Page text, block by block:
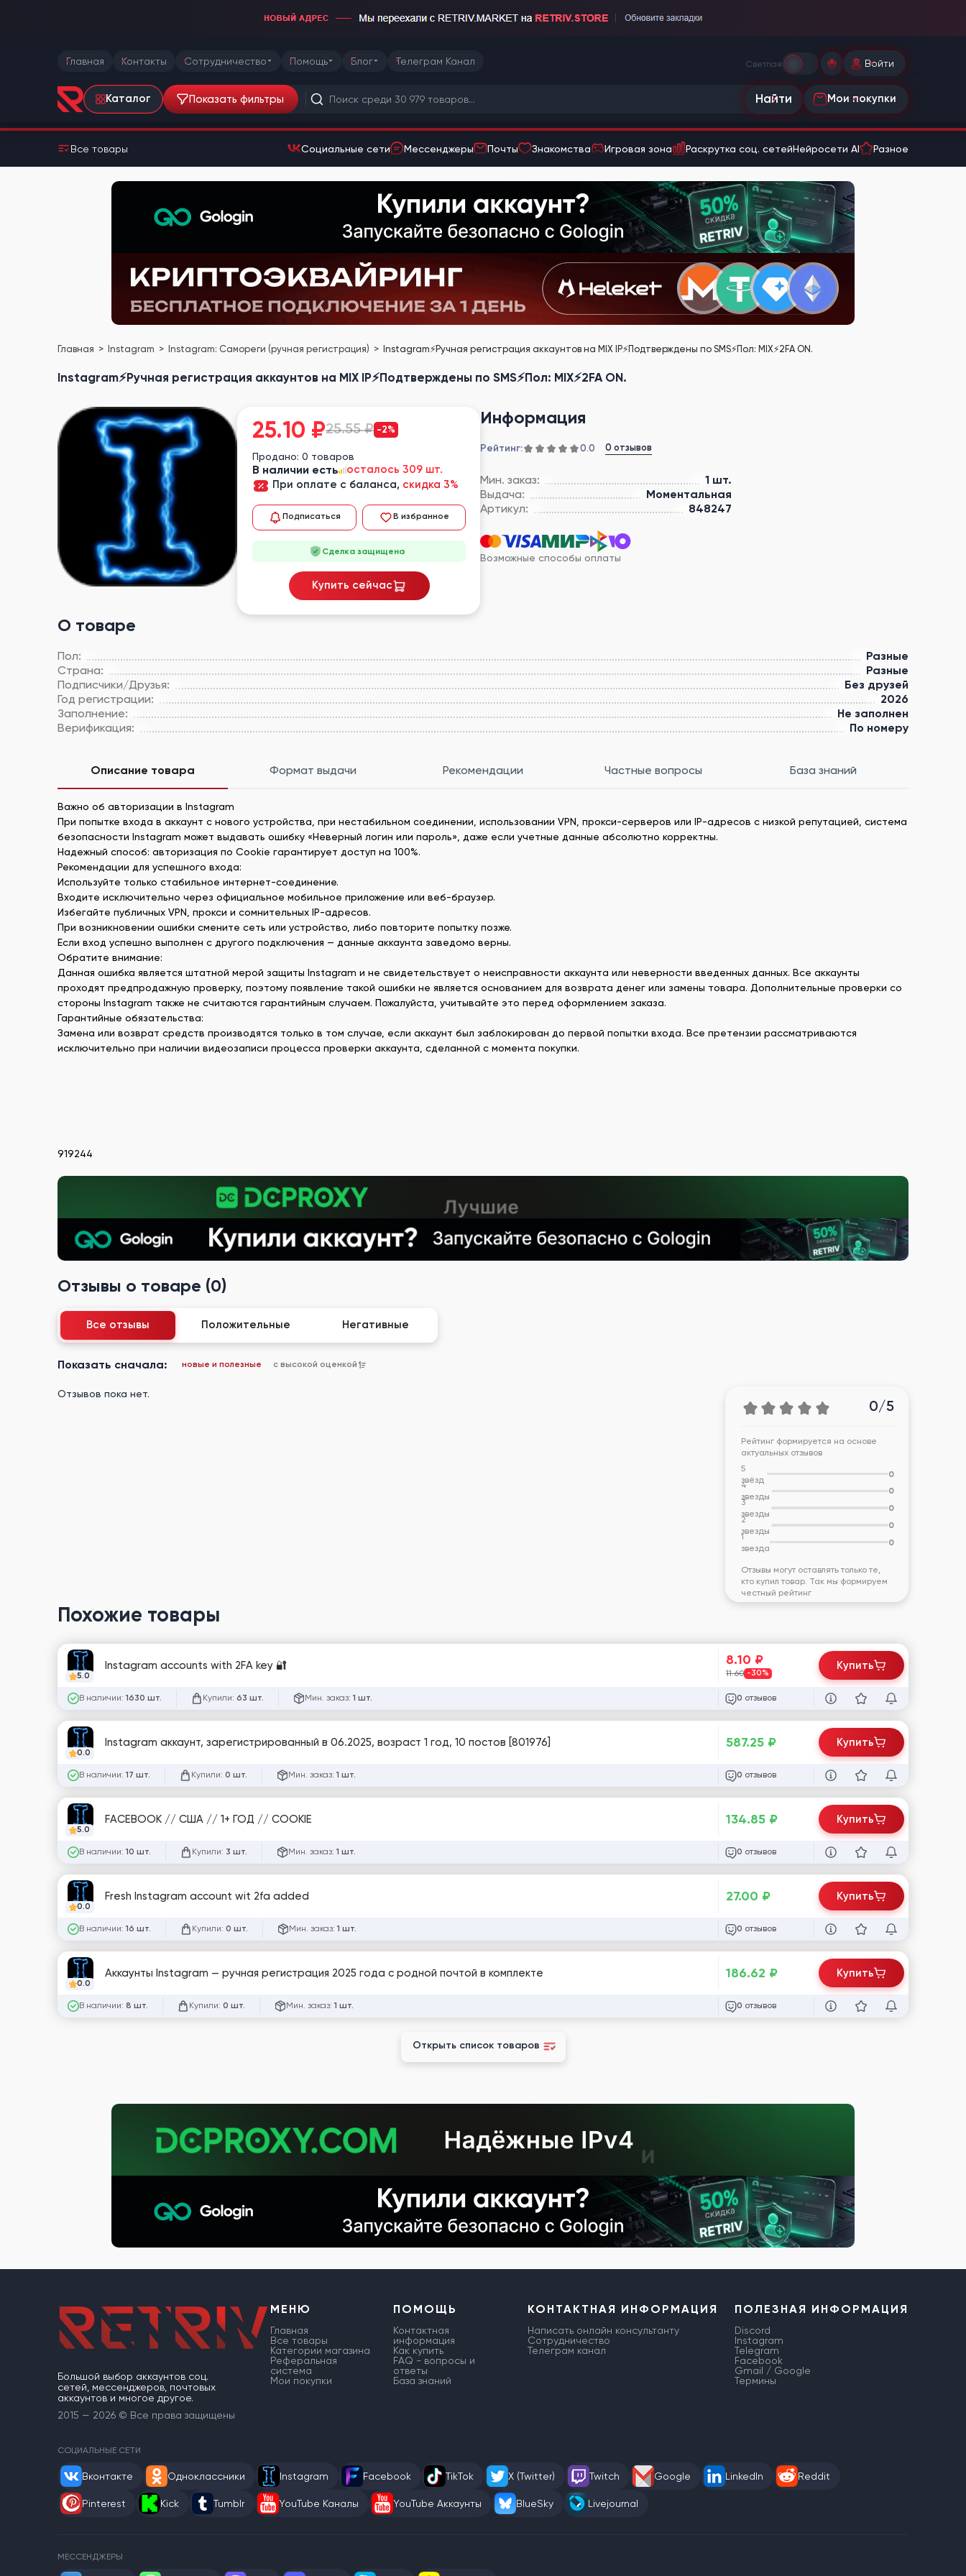
Главная Контакты Сотрудничество Помощь Блог Телеграм Канал Светлая Войти
Каталог Показать фильтры Найти Мои покупки
Все товары Социальные сети Мессенджеры Почты Знакомства Игровая зона Раскрутка соц. сетейНейросети AI Разное
Главная Instagram Instagram: Самореги (ручная регистрация) Instagram⚡Ручная регистрация аккаунтов на MIX IP⚡Подтверждены по SMS⚡Пол: MIX⚡2FA ON.
Instagram⚡Ручная регистрация аккаунтов на MIX IP⚡Подтверждены по SMS⚡Пол: MIX⚡2FA ON.
Информация
Рейтинг: 0.0 0 отзывов
Мин. заказ:
1 шт.
Выдача:
Моментальная
Артикул:
848247
Возможные способы оплаты
О товаре
Пол:
Разные
Страна:
Разные
Подписчики/Друзья:
Без друзей
Год регистрации:
2026
Заполнение:
Не заполнен
Верификация:
По номеру
25.10 ₽25.55 ₽ -2%
Продано: 0 товаров
В наличии есть
осталось 309 шт.
При оплате с баланса, скидка 3%
Подписаться В избранное
Сделка защищена
Купить сейчас
Описание товара Формат выдачи Рекомендации Частные вопросы База знаний
Важно об авторизации в Instagram
При попытке входа в аккаунт с нового устройства, при нестабильном соединении, использовании VPN, прокси-серверов или IP-адресов с низкой репутацией, система
безопасности Instagram может выдавать ошибку «Неверный логин или пароль», даже если учетные данные абсолютно корректны.
Надежный способ: авторизация по Cookie гарантирует доступ на 100%.
Рекомендации для успешного входа:
Используйте только стабильное интернет-соединение.
Входите исключительно через официальное мобильное приложение или веб-браузер.
Избегайте публичных VPN, прокси и сомнительных IP-адресов.
При возникновении ошибки смените сеть или устройство, либо повторите попытку позже.
Если вход успешно выполнен с другого подключения — данные аккаунта заведомо верны.
Обратите внимание:
Данная ошибка является штатной мерой защиты Instagram и не свидетельствует о неисправности аккаунта или неверности введенных данных. Все аккаунты
проходят предпродажную проверку, поэтому появление такой ошибки не является основанием для возврата денег или замены товара. Дополнительные проверки со
стороны Instagram также не считаются гарантийным случаем. Пожалуйста, учитывайте это перед оформлением заказа.
Гарантийные обязательства:
Замена или возврат средств производятся только в том случае, если аккаунт был заблокирован до первой попытки входа. Все претензии рассматриваются
исключительно при наличии видеозаписи процесса проверки аккаунта, сделанной с момента покупки.
919244
Отзывы о товаре (0)
Все отзывы Положительные Негативные
Показать сначала: новые и полезные с высокой оценкой
Отзывов пока нет.
0/5
Рейтинг формируется на основе
актуальных отзывов
5
звёзд
0
4
звезды
0
3
звезды
0
2
звезды
0
1
звезда
0
Отзывы могут оставлять только те,
кто купил товар. Так мы формируем
честный рейтинг
Похожие товары
5.0
Instagram accounts with 2FA key 🔐
В наличии: 1630 шт. Купили: 63 шт. Мин. заказ: 1 шт.
8.10 ₽
11.60 -30%
0 отзывов
Купить
0.0
Instagram аккаунт, зарегистрированный в 06.2025, возраст 1 год, 10 постов [801976]
В наличии: 17 шт. Купили: 0 шт. Мин. заказ: 1 шт.
587.25 ₽
0 отзывов
Купить
5.0
FACEBOOK // США // 1+ ГОД // COOKIE
В наличии: 10 шт. Купили: 3 шт. Мин. заказ: 1 шт.
134.85 ₽
0 отзывов
Купить
0.0
Fresh Instagram account wit 2fa added
В наличии: 16 шт. Купили: 0 шт. Мин. заказ: 1 шт.
27.00 ₽
0 отзывов
Купить
0.0
Аккаунты Instagram — ручная регистрация 2025 года с родной почтой в комплекте
В наличии: 8 шт. Купили: 0 шт. Мин. заказ: 1 шт.
186.62 ₽
0 отзывов
Купить
Открыть список товаров
Большой выбор аккаунтов соц.
сетей, мессенджеров, почтовых
аккаунтов и многое другое.
2015 — 2026 © Все права защищены
МЕНЮ
Главная
Все товары
Категории магазина
Реферальная
система
Мои покупки
ПОМОЩЬ
Контактная
информация
Как купить
FAQ - вопросы и
ответы
База знаний
КОНТАКТНАЯ ИНФОРМАЦИЯ
Написать онлайн консультанту
Сотрудничество
Телеграм канал
ПОЛЕЗНАЯ ИНФОРМАЦИЯ
Discord
Instagram
Telegram
Facebook
Gmail / Google
Термины
СОЦИАЛЬНЫЕ СЕТИ
Вконтакте Одноклассники Instagram Facebook TikTok X (Twitter) Twitch Google LinkedIn Reddit
Pinterest Kick Tumblr YouTube Каналы YouTube Аккаунты BlueSky Livejournal
МЕССЕНДЖЕРЫ